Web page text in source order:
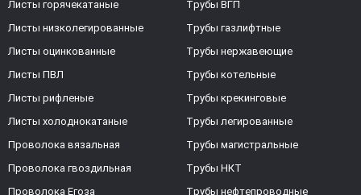
Листы горячекатаные
Листы низколегированные
Листы оцинкованные
Листы ПВЛ
Листы рифленые
Листы холоднокатаные
Проволока вязальная
Проволока гвоздильная
Проволока Егоза
Трубы ВГП
Трубы газлифтные
Трубы нержавеющие
Трубы котельные
Трубы крекинговые
Трубы легированные
Трубы магистральные
Трубы НКТ
Трубы нефтепроводные